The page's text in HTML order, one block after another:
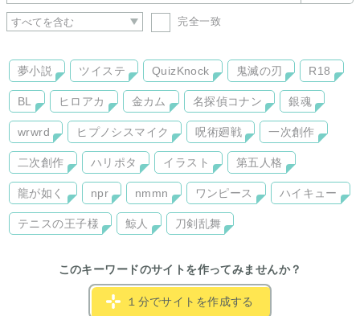
完全一致
夢小説 ツイステ QuizKnock 鬼滅の刃 R18
BL ヒロアカ 金カム 名探偵コナン 銀魂
wrwrd ヒプノシスマイク 呪術廻戦 一次創作
二次創作 ハリポタ イラスト 第五人格
龍が如く npr nmmn ワンピース ハイキュー
テニスの王子様 鯨人 刀剣乱舞
このキーワードのサイトを作ってみませんか？
１分でサイトを作成する